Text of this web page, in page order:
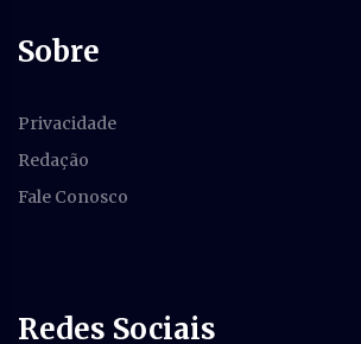
Sobre
Privacidade
Redação
Fale Conosco
Redes Sociais